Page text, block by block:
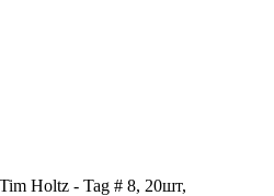
Holtz - Tag # 8, 20шт,